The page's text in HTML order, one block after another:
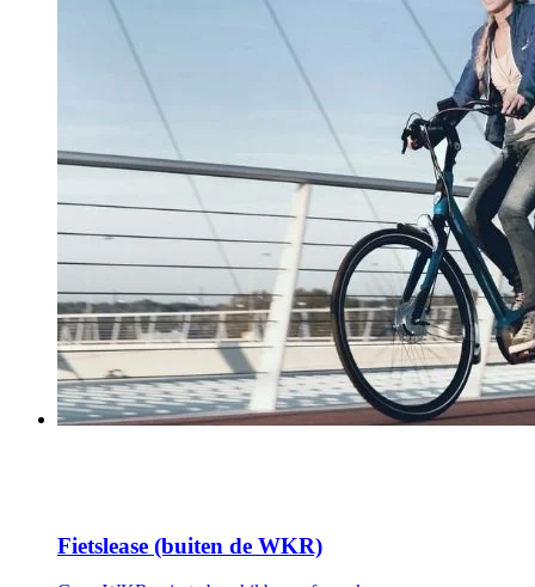
Fietslease (buiten de WKR)